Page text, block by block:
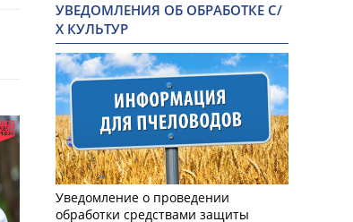
УВЕДОМЛЕНИЯ ОБ ОБРАБОТКЕ С/
Х КУЛЬТУР
Уведомление о проведении
обработки средствами защиты